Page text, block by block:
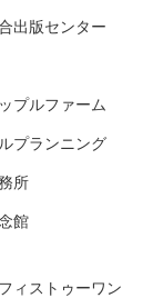
出版センター
プルファーム
プランニング
所
館
ィストゥーワン